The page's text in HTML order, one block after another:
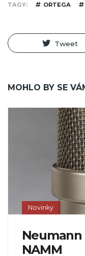
TAGY ORTEGA
Tweet
MOHLO BY SE
Novinky
Neumann
NAMM